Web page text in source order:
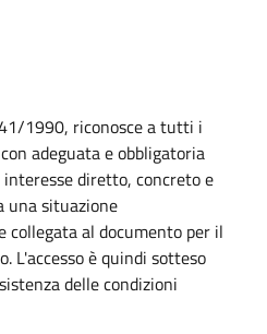
1990, riconosce a tutti i
adeguata e obbligatoria
diretto, concreto e
una situazione
al documento per il
L'accesso è quindi sotteso
delle condizioni